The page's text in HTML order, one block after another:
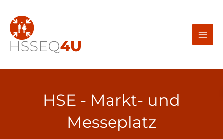
Inhalt
springen
HSE - Markt- und
Messeplatz